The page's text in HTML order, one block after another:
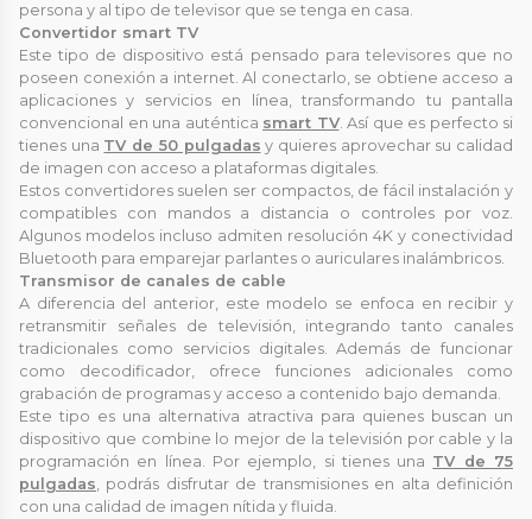
persona y al tipo de televisor que se tenga en casa.
Convertidor smart TV
Este tipo de dispositivo está pensado para televisores que no
poseen conexión a internet. Al conectarlo, se obtiene acceso a
aplicaciones y servicios en línea, transformando tu pantalla
convencional en una auténtica smart TV. Así que es perfecto si
tienes una TV de 50 pulgadas y quieres aprovechar su calidad
de imagen con acceso a plataformas digitales.
Estos convertidores suelen ser compactos, de fácil instalación y
compatibles con mandos a distancia o controles por voz.
Algunos modelos incluso admiten resolución 4K y conectividad
Bluetooth para emparejar parlantes o auriculares inalámbricos.
Transmisor de canales de cable
A diferencia del anterior, este modelo se enfoca en recibir y
retransmitir señales de televisión, integrando tanto canales
tradicionales como servicios digitales. Además de funcionar
como decodificador, ofrece funciones adicionales como
grabación de programas y acceso a contenido bajo demanda.
Este tipo es una alternativa atractiva para quienes buscan un
dispositivo que combine lo mejor de la televisión por cable y la
programación en línea. Por ejemplo, si tienes una TV de 75
pulgadas, podrás disfrutar de transmisiones en alta definición
con una calidad de imagen nítida y fluida.